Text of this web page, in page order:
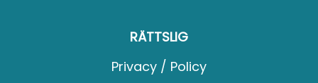
RÄTTSLIG
Privacy / Policy